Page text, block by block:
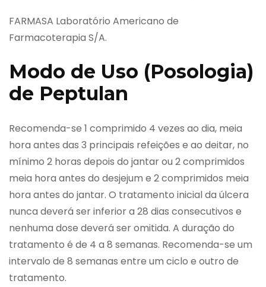
FARMASA Laboratório Americano de
Farmacoterapia S/A.
Modo de Uso (Posologia)
de Peptulan
Recomenda-se 1 comprimido 4 vezes ao dia, meia
hora antes das 3 principais refeições e ao deitar, no
mínimo 2 horas depois do jantar ou 2 comprimidos
meia hora antes do desjejum e 2 comprimidos meia
hora antes do jantar. O tratamento inicial da úlcera
nunca deverá ser inferior a 28 dias consecutivos e
nenhuma dose deverá ser omitida. A duração do
tratamento é de 4 a 8 semanas. Recomenda-se um
intervalo de 8 semanas entre um ciclo e outro de
tratamento.